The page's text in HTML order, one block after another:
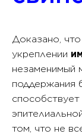
Доказано,
укреплении
незаменимый
поддержания
том, что не